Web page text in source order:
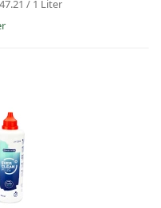
/ 1 Liter